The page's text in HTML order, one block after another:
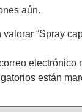
aún.
valorar “Spray
electrónico
están